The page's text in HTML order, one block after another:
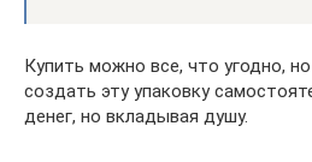
Купить можно все, что угодно,
создать эту упаковку
денег, но вкладывая душу.